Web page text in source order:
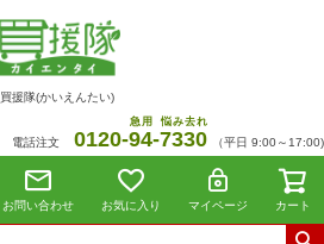
買援隊(かいえんたい)
電話注文 0120-94
急用
-7330
悩み去れ
（平日 9:00～17:00)
お問い合わせ お気に入り マイページ カート